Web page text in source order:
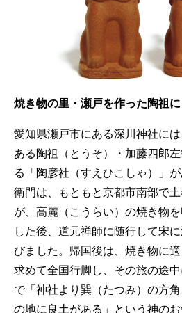
焼き物の里・瀬戸を作った陶祖に
愛知県瀬戸市にある深川神社に
ある陶祖（とうそ）・加藤四郎左
る「陶彦社（すえひこしゃ）」
衛門は、もともと京都市南部で
が、高麗（こうらい）の焼き物
した後、道元禅師に随行して宋
びました。帰国後は、焼き物に
求めて全国行脚し、その旅の途
で「神社より巽（たつみ）の方角
の地に良土がある」という神の